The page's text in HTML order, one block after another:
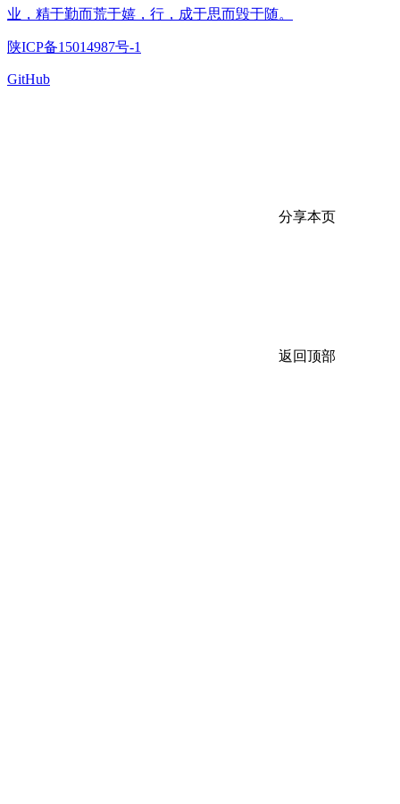
业，精于勤而荒于嬉，行，成于思而毁于随。
陕ICP备15014987号-1
GitHub
分享本页
返回顶部